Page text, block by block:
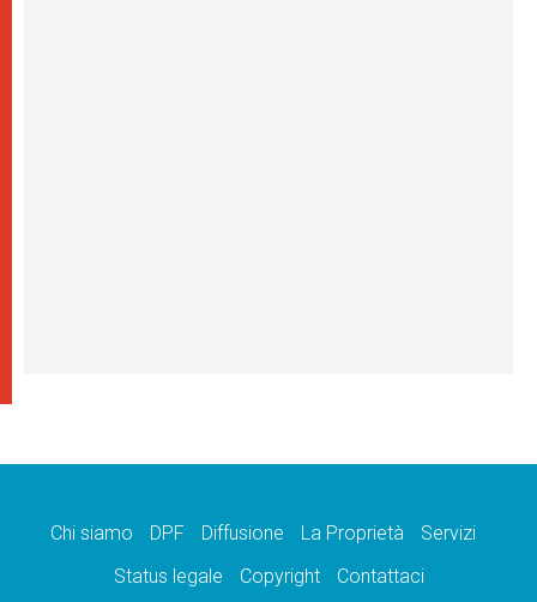
Chi siamo DPF Diffusione La Proprietà
Servizi
Status legale
Copyright Contattaci